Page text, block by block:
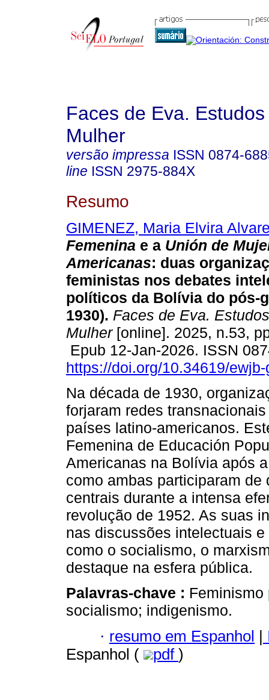
Faces de Eva.
Mulher
versão impressa ISSN 0874-
line ISSN 2975-884X
Resumo
GIMENEZ, Maria Elvira
Femenina e a Unión de
Americanas: duas
feministas nos debates
políticos da Bolívia do pós-
1930). Faces de Eva.
Mulher[online]. 2025, n.53,
Epub 12-Jan-2026. ISSN
https://doi.org/10.34619/
Na década de 1930,
forjaram redes
países latino-americanos.
Femenina de Educación
Americanas na Bolívia após
como ambas participaram
centrais durante a intensa
revolução de 1952. As suas
nas discussões intelectuais
como o socialismo, o
destaque na esfera pública.
Palavras-chave :
socialismo; indigenismo.
· resumo em Espanhol |
Espanhol (
pdf )